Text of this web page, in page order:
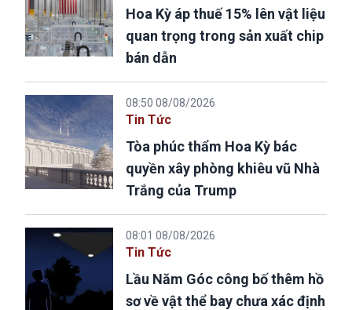
Hoa Kỳ áp thuế 15% lên vật liệu
quan trọng trong sản xuất chip
bán dẫn
08:50 08/08/2026
Tin Tức
Tòa phúc thẩm Hoa Kỳ bác
quyền xây phòng khiêu vũ Nhà
Trắng của Trump
08:01 08/08/2026
Tin Tức
Lầu Năm Góc công bố thêm hồ
sơ về vật thể bay chưa xác định